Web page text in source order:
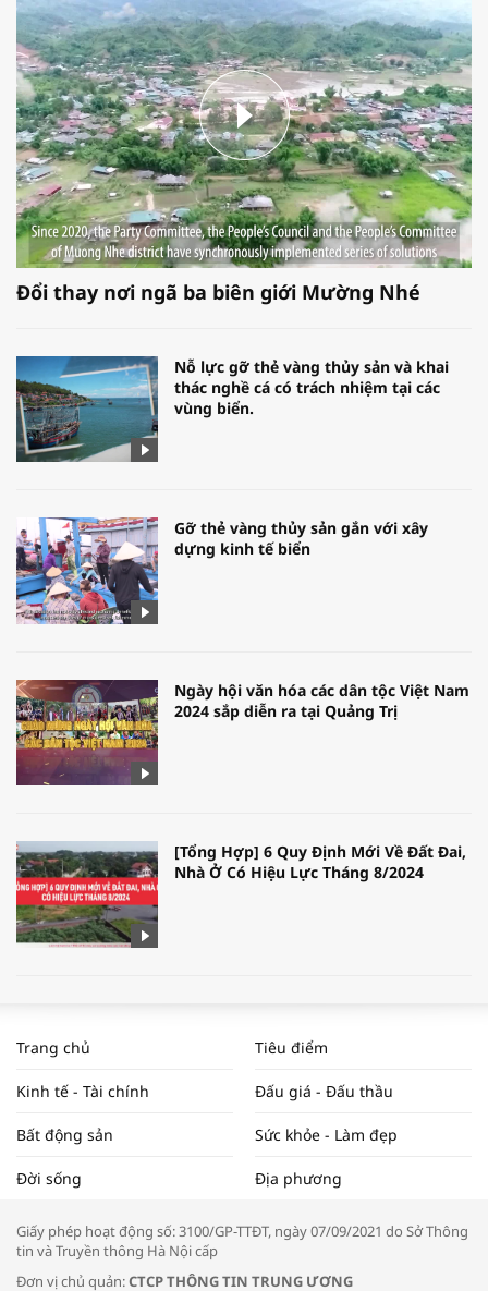
Đổi thay nơi ngã ba biên giới Mường Nhé
Nỗ lực gỡ thẻ vàng thủy sản và khai
thác nghề cá có trách nhiệm tại các
vùng biển.
Gỡ thẻ vàng thủy sản gắn với xây
dựng kinh tế biển
Ngày hội văn hóa các dân tộc Việt Nam
2024 sắp diễn ra tại Quảng Trị
[Tổng Hợp] 6 Quy Định Mới Về Đất Đai,
Nhà Ở Có Hiệu Lực Tháng 8/2024
NAM NĂM 2024 VÀ NĂM 2025 | NHỊP
ĐẬP THỊ TRƯỜNG #62
Tọa đàm “Xúc tiến thương mại: Khơi
Trang chủ Tiêu điểm
Kinh tế - Tài chính Đấu giá - Đấu thầu
Bất động sản Sức khỏe - Làm đẹp
Đời sống Địa phương
Giấy phép hoạt động số: 3100/GP-TTĐT, ngày 07/09/2021 do Sở Thông
tin và Truyền thông Hà Nội cấp
Đơn vị chủ quản:CTCP THÔNG TIN TRUNG ƯƠNG